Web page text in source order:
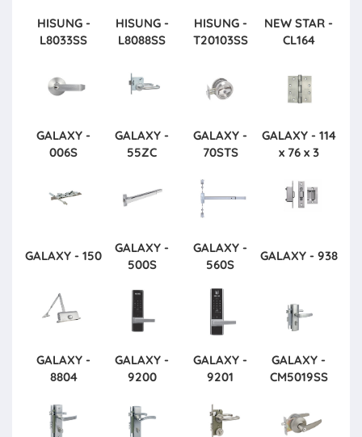
HISUNG -
L8033SS
HISUNG -
L8088SS
HISUNG -
T20103SS
NEW STAR -
CL164
GALAXY -
006S
GALAXY -
55ZC
GALAXY -
70STS
GALAXY - 114
x 76 x 3
GALAXY - 150
GALAXY -
500S
GALAXY -
560S
GALAXY - 938
GALAXY -
8804
GALAXY -
9200
GALAXY -
9201
GALAXY -
CM5019SS